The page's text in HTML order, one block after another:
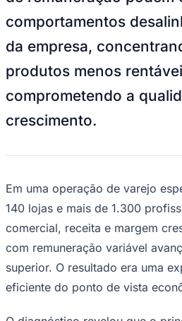
da empresa,
produtos menos
comprometendo a
crescimento.
Em uma operação de varejo
comercial, receita e margem
com remuneração variável
superior. O resultado era uma
eficiente do ponto de vista
O diagnóstico revelou que o